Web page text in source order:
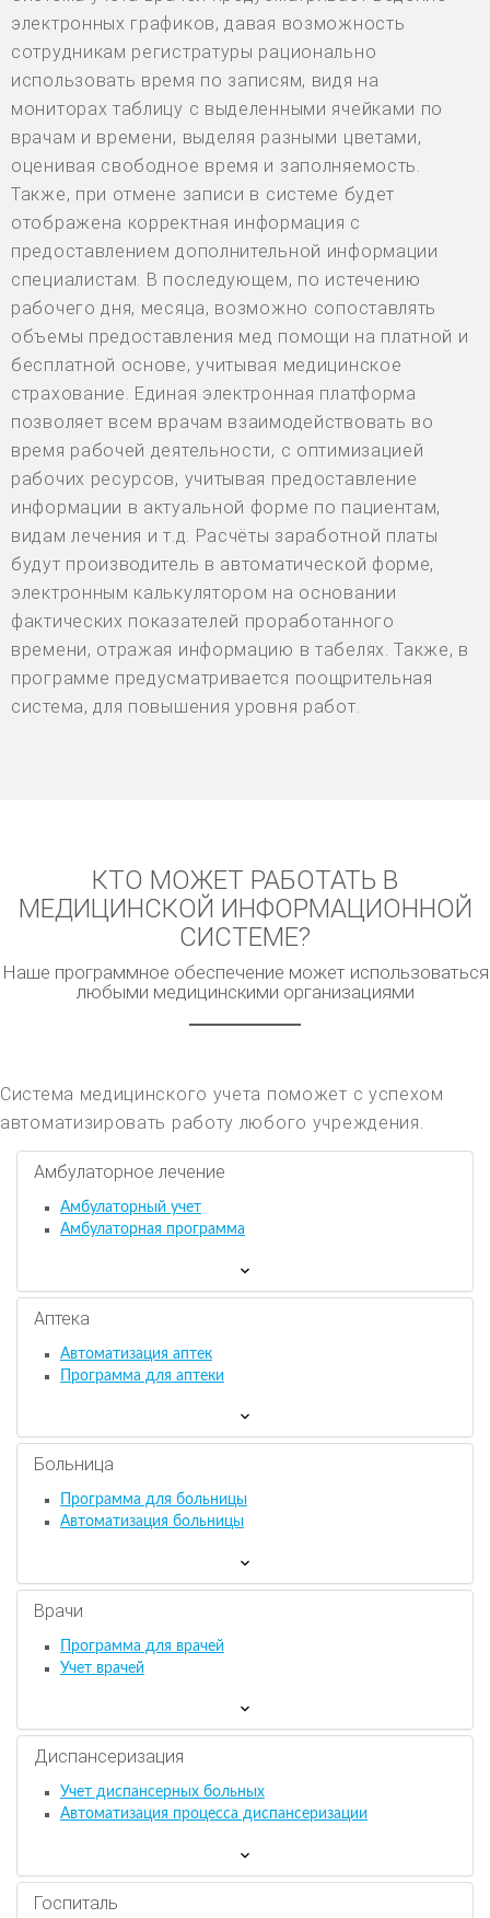
электронных графиков, давая возможность
сотрудникам регистратуры рационально
использовать время по записям, видя на
мониторах таблицу с выделенными ячейками по
врачам и времени, выделяя разными цветами,
оценивая свободное время и заполняемость.
Также, при отмене записи в системе будет
отображена корректная информация с
предоставлением дополнительной информации
специалистам. В последующем, по истечению
рабочего дня, месяца, возможно сопоставлять
объемы предоставления мед помощи на платной и
бесплатной основе, учитывая медицинское
страхование. Единая электронная платформа
позволяет всем врачам взаимодействовать во
время рабочей деятельности, с оптимизацией
рабочих ресурсов, учитывая предоставление
информации в актуальной форме по пациентам,
видам лечения и т.д. Расчёты заработной платы
будут производитель в автоматической форме,
электронным калькулятором на основании
фактических показателей проработанного
времени, отражая информацию в табелях. Также, в
программе предусматривается поощрительная
система, для повышения уровня работ.
КТО МОЖЕТ РАБОТАТЬ В
МЕДИЦИНСКОЙ ИНФОРМАЦИОННОЙ
СИСТЕМЕ?
Наше программное обеспечение может использоваться
любыми медицинскими организациями
Система медицинского учета поможет с успехом
автоматизировать работу любого учреждения.
Амбулаторное лечение
Амбулаторный учет
Амбулаторная программа
Аптека
Автоматизация аптек
Программа для аптеки
Больница
Программа для больницы
Автоматизация больницы
Врачи
Программа для врачей
Учет врачей
Диспансеризация
Учет диспансерных больных
Автоматизация процесса диспансеризации
Госпиталь